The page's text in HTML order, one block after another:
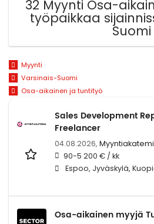
32 Myynti Osa-
työpaikkaa
Suomi
Myynti
Varsinais-Suomi
Osa-aikainen ja tuntityö
Sales Development
Freelancer
04.08.2026,
90-5 200 € / kk
Espoo, Jyväskylä,
Osa-aikainen myyjä